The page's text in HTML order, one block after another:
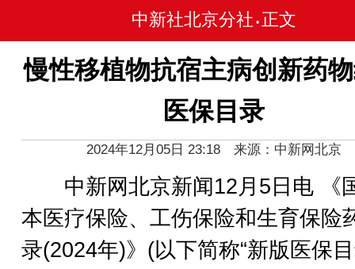
中新社北京分社 • 正文
慢性移植物抗宿主病创新药
医保目录
2024年12月05日 23:18 来源：中新网北京
中新网北京新闻12月5日电 《
本医疗保险、工伤保险和生育保险
录(2024年)》(以下简称“新版医保